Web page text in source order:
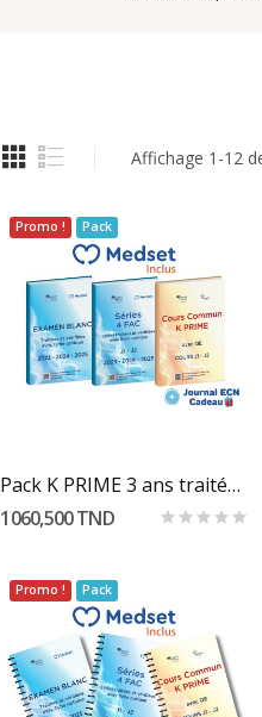
Affichage 1-12
Promo ! Pack
Pack K PRIME 3 ans traitée et vérifiées "...
1 060,500 TND
Promo ! Pack